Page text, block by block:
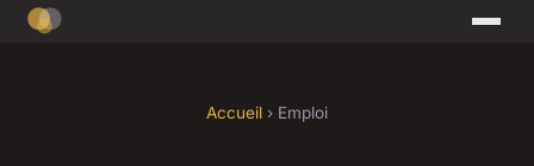
Accueil › Emploi